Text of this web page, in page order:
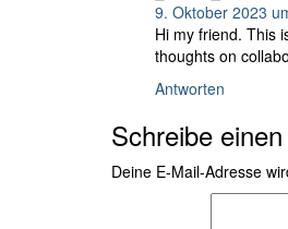
9. Oktober 2023
Hi my friend. This
thoughts on
Antworten
Schreibe
Deine E-Mail-Adresse